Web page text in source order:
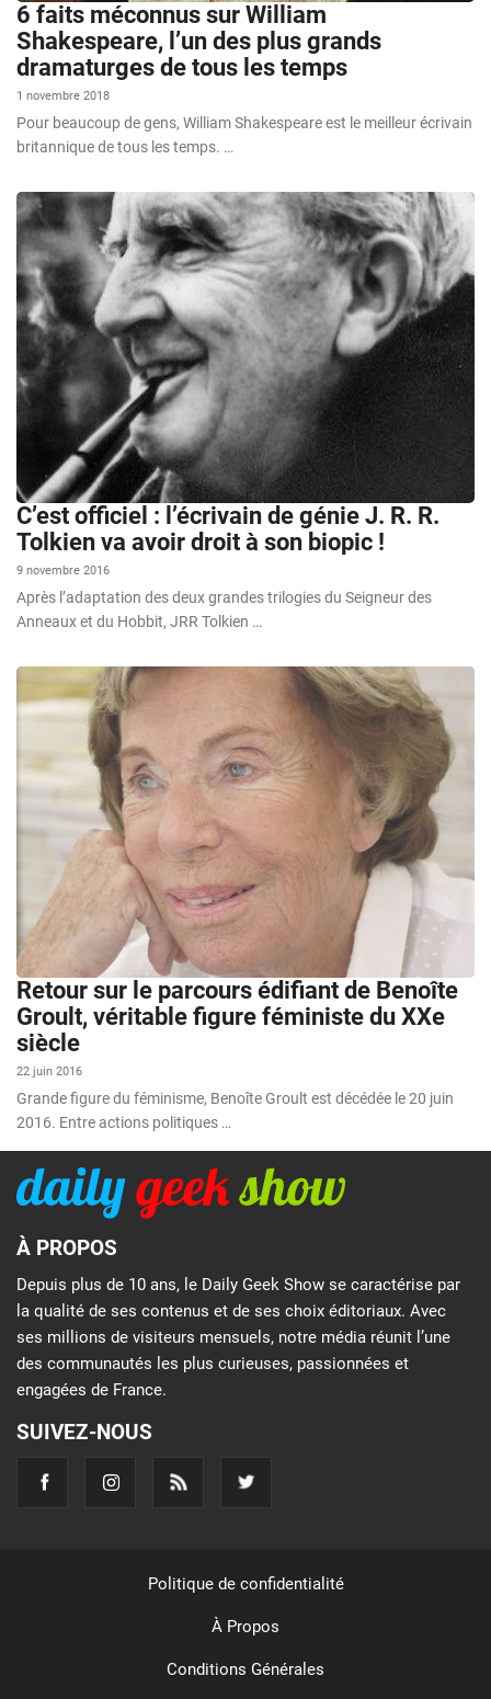
6 faits méconnus sur William
Shakespeare, l’un des plus grands
dramaturges de tous les temps
1 novembre 2018
Pour beaucoup de gens, William Shakespeare est le meilleur écrivain
britannique de tous les temps. …
C’est officiel : l’écrivain de génie J. R. R.
Tolkien va avoir droit à son biopic !
9 novembre 2016
Après l’adaptation des deux grandes trilogies du Seigneur des
Anneaux et du Hobbit, JRR Tolkien …
Retour sur le parcours édifiant de Benoîte
Groult, véritable figure féministe du XXe
siècle
22 juin 2016
Grande figure du féminisme, Benoîte Groult est décédée le 20 juin
2016. Entre actions politiques …
À PROPOS
Depuis plus de 10 ans, le Daily Geek Show se caractérise par
la qualité de ses contenus et de ses choix éditoriaux. Avec
ses millions de visiteurs mensuels, notre média réunit l’une
des communautés les plus curieuses, passionnées et
engagées de France.
SUIVEZ-NOUS
Politique de confidentialité
À Propos
Conditions Générales